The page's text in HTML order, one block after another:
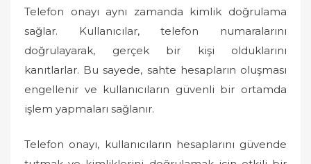
Telefon onayı aynı zamanda kimlik doğrulama
sağlar. Kullanıcılar, telefon numaralarını
doğrulayarak, gerçek bir kişi olduklarını
kanıtlarlar. Bu sayede, sahte hesapların oluşması
engellenir ve kullanıcıların güvenli bir ortamda
işlem yapmaları sağlanır.
Telefon onayı, kullanıcıların hesaplarını güvende